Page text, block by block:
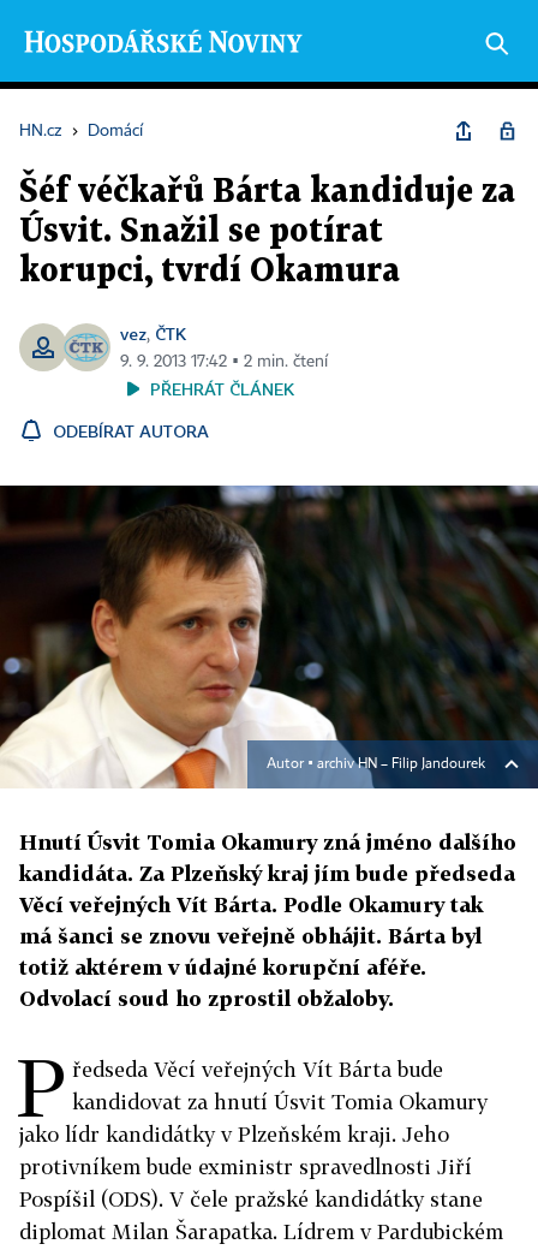
HN.cz › Domácí
Šéf véčkařů Bárta kandiduje za
Úsvit. Snažil se potírat
korupci, tvrdí Okamura
vez, ČTK
9. 9. 2013 17:42 ▪ 2 min. čtení
PŘEHRÁT ČLÁNEK
ODEBÍRAT AUTORA
Autor ▪ archiv HN – Filip Jandourek
Hnutí Úsvit Tomia Okamury zná jméno dalšího
kandidáta. Za Plzeňský kraj jím bude předseda
Věcí veřejných Vít Bárta. Podle Okamury tak
má šanci se znovu veřejně obhájit. Bárta byl
totiž aktérem v údajné korupční aféře.
Odvolací soud ho zprostil obžaloby.
P ředseda Věcí veřejných Vít Bárta bude
kandidovat za hnutí Úsvit Tomia Okamury
jako lídr kandidátky v Plzeňském kraji. Jeho
protivníkem bude exministr spravedlnosti Jiří
Pospíšil (ODS). V čele pražské kandidátky stane
diplomat Milan Šarapatka. Lídrem v Pardubickém